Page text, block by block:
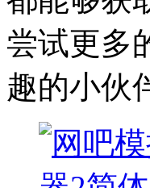
尝试更多
趣的小伙